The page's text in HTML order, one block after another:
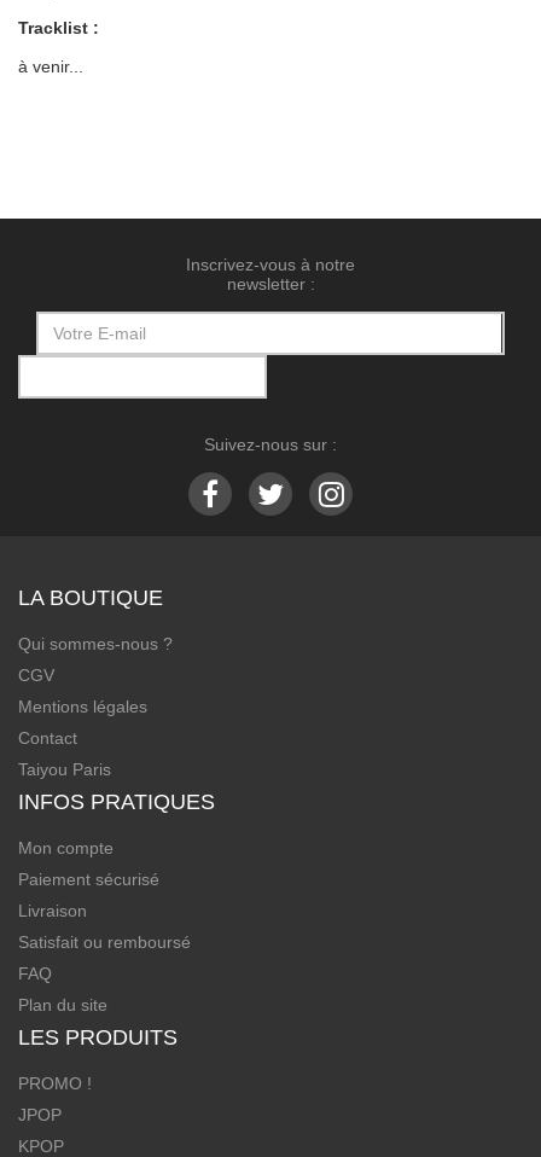
Tracklist :
à venir...
Inscrivez-vous à notre
newsletter :
Suivez-nous sur :
LA BOUTIQUE
Qui sommes-nous ?
CGV
Mentions légales
Contact
Taiyou Paris
INFOS PRATIQUES
Mon compte
Paiement sécurisé
Livraison
Satisfait ou remboursé
FAQ
Plan du site
LES PRODUITS
PROMO !
JPOP
KPOP